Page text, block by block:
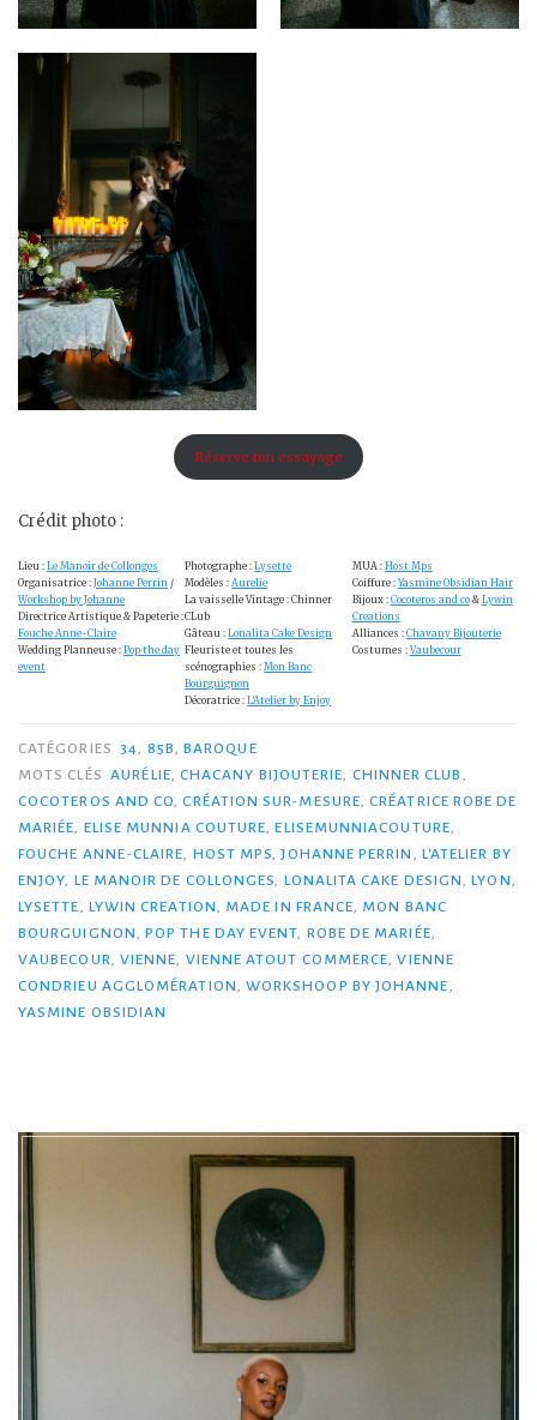
Réserve ton essayage
Crédit photo :
Lieu : Le Manoir de Collonges
Organisatrice : Johanne Perrin /
Workshop by Johanne
Directrice Artistique & Papeterie :
Fouche Anne-Claire
Wedding Planneuse : Pop the day
event
Photographe :Lysette
Modèles :Aurelie
La vaisselle Vintage : Chinner
CLub
Gâteau :Lonalita Cake Design
Fleuriste et toutes les
scénographies :Mon Banc
Bourguignon
Décoratrice :L’Atelier by Enjoy
MUA : Host Mps
Coiffure : Yasmine Obsidian Hair
Bijoux : Cocoteros and co& Lywin
Creations
Alliances : Chavany Bijouterie
Costumes : Vaubecour
CATÉGORIES 34, 85B,BAROQUE
MOTS CLÉS AURÉLIE, CHACANY BIJOUTERIE, CHINNER CLUB ,
COCOTEROS AND CO,CRÉATION SUR-MESURE,CRÉATRICE ROBE DE
MARIÉE, ELISE MUNNIA COUTURE,ELISEMUNNIACOUTURE,
FOUCHE ANNE-CLAIRE, HOST MPS,JOHANNE PERRIN , L'ATELIER BY
ENJOY, LE MANOIR DE COLLONGES, LONALITA CAKE DESIGN,LYON,
LYSETTE, LYWIN CREATION, MADE IN FRANCE, MON BANC
BOURGUIGNON,POP THE DAY EVENT, ROBE DE MARIÉE,
VAUBECOUR, VIENNE, VIENNE ATOUT COMMERCE,VIENNE
CONDRIEU AGGLOMÉRATION, WORKSHOOP BY JOHANNE,
YASMINE OBSIDIAN